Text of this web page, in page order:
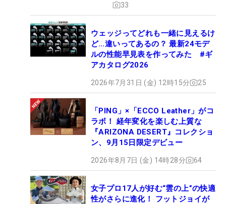
33
ウェッジってどれも一緒に見えるけ
ど…違いってあるの？ 最新24モデ
ルの性能早見表を作ってみた #ギ
アカタログ2026
2026年7月31日 (金) 12時15分 25
「PING」×「ECCO Leather」がコ
ラボ！ 経年変化を楽しむ上質な
『ARIZONA DESERT』コレクショ
ン、9月15日限定デビュー
2026年8月7日 (金) 14時28分 64
女子プロ17人が好む“雲の上”の快適
性がさらに進化！ フットジョイが